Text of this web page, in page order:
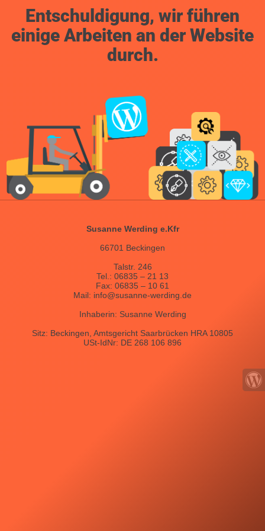
Entschuldigung, wir führen
einige Arbeiten an der Website
durch.
Susanne Werding e.Kfr
66701 Beckingen
Talstr. 246
Tel.: 06835 – 21 13
Fax: 06835 – 10 61
Mail: info@susanne-werding.de
Inhaberin: Susanne Werding
Sitz: Beckingen, Amtsgericht Saarbrücken HRA 10805
USt-IdNr: DE 268 106 896